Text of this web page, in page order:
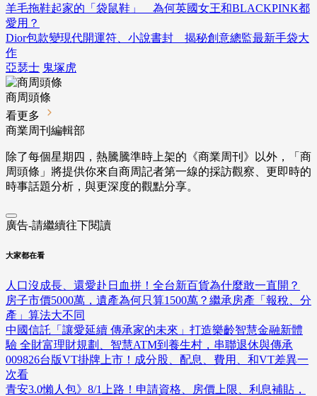
羊毛拖鞋起家的「袋鼠鞋」 為何英國女王和BLACKPINK都
愛用？
Dior包款變現代開運符、小說書封 揭秘創意總監最新手袋大
作
亞瑟士 鬼塚虎
商周頭條
看更多
商業周刊編輯部
除了每個星期四，熱騰騰準時上架的《商業周刊》以外，「商
周頭條」將提供你來自商周記者第一線的採訪觀察、 更即時的
時事話題分析，與更深度的觀點分享。
廣告-請繼續往下閱讀
大家都在看
人口沒成長、還愛赴日血拼！全台新百貨為什麼敢一直開？
房子市價5000萬，遺產為何只算1500萬？繼承房產「報稅、分
產」算法大不同
中國信託「讓愛延續 傳承家的未來」打造樂齡智慧金融新體
驗 全財富理財規劃、智慧ATM到養生村，串聯退休與傳承
009826台版VT掛牌上市！成分股、配息、費用、和VT差異一
次看
青安3.0懶人包》8/1上路！申請資格、房價上限、利息補貼，